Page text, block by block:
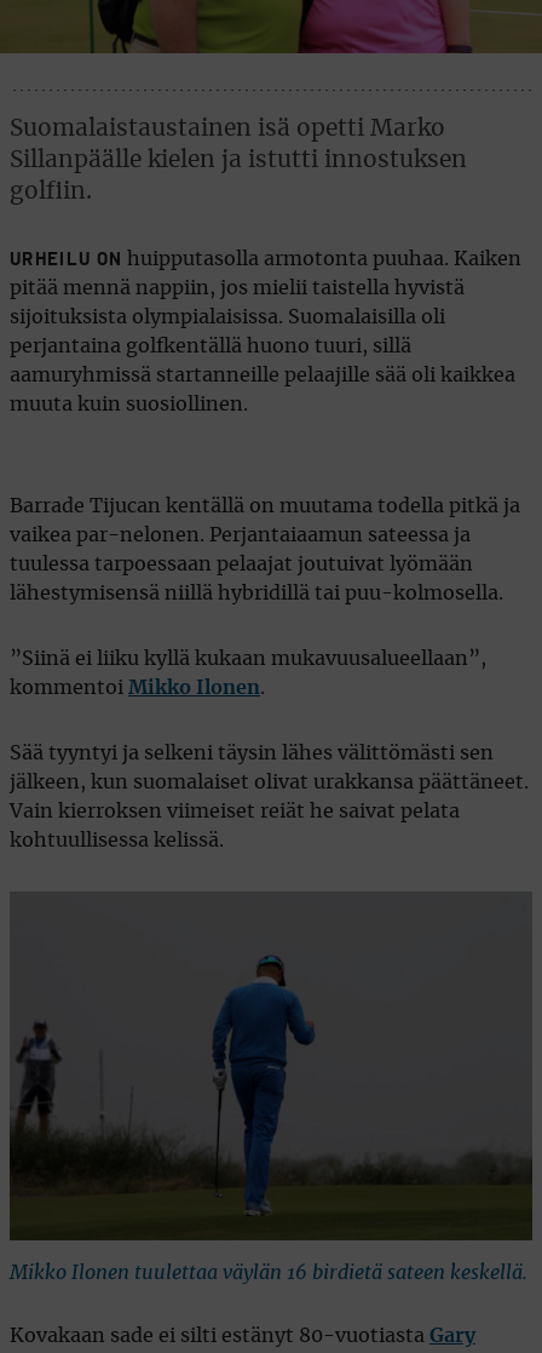
Suomalaistaustainen isä opetti Marko
Sillanpäälle kielen ja istutti innostuksen
golfiin.
URHEILU ON
huipputasolla armotonta puuhaa. Kaiken
pitää mennä nappiin, jos mielii taistella hyvistä
sijoituksista olympialaisissa. Suomalaisilla oli
perjantaina golfkentällä huono tuuri, sillä
aamuryhmissä startanneille pelaajille sää oli kaikkea
muuta kuin suosiollinen.
Barrade Tijucan kentällä on muutama todella pitkä ja
vaikea par-nelonen. Perjantaiaamun sateessa ja
tuulessa tarpoessaan pelaajat joutuivat lyömään
lähestymisensä niillä hybridillä tai puu-kolmosella.
”Siinä ei liiku kyllä kukaan mukavuusalueellaan”,
kommentoi Mikko Ilonen.
Sää tyyntyi ja selkeni täysin lähes välittömästi sen
jälkeen, kun suomalaiset olivat urakkansa päättäneet.
Vain kierroksen viimeiset reiät he saivat pelata
kohtuullisessa kelissä.
Mikko Ilonen tuulettaa väylän 16 birdietä sateen keskellä.
Kovakaan sade ei silti estänyt 80-vuotiasta Gary